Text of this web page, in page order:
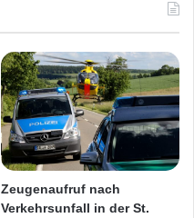
Zeugenaufruf nach
Verkehrsunfall in der St.